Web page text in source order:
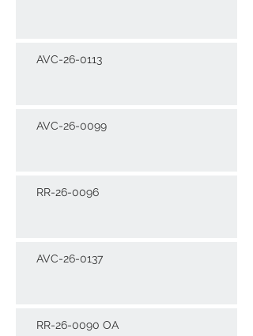
AVC-26-0113
AVC-26-0099
RR-26-0096
AVC-26-0137
RR-26-0090 OA